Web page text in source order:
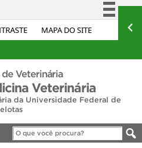
MAPA DO SITE
Simplifique!
Acesso à informação
Legislação
Veterinária
Veterinária
da Universidade Federal de